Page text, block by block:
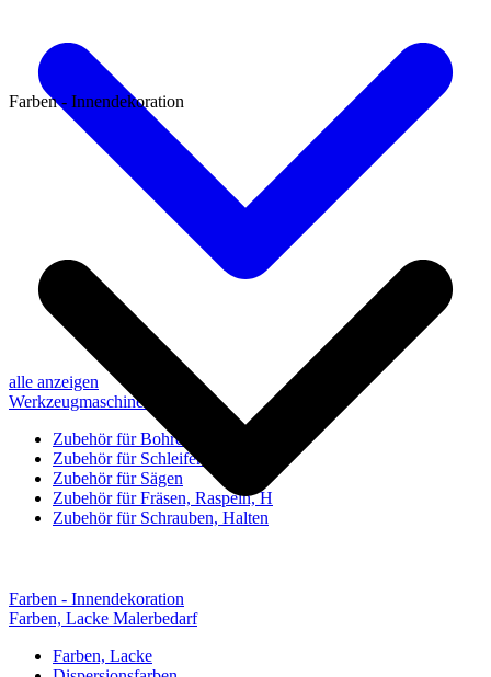
alle anzeigen
Werkzeugmaschinen-Zubehör
Zubehör für Bohren, Bohrhilfen
Zubehör für Schleifen, Poliere
Zubehör für Sägen
Zubehör für Fräsen, Raspeln, H
Zubehör für Schrauben, Halten
Farben - Innendekoration
Farben - Innendekoration
Farben, Lacke Malerbedarf
Farben, Lacke